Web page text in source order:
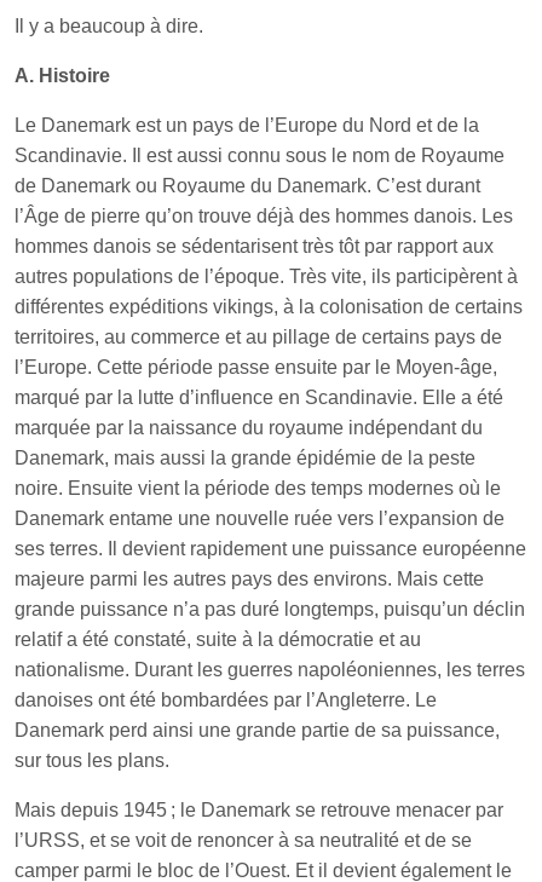
Il y a beaucoup à dire.
A. Histoire
Le Danemark est un pays de l’Europe du Nord et de la
Scandinavie. Il est aussi connu sous le nom de Royaume
de Danemark ou Royaume du Danemark. C’est durant
l’Âge de pierre qu’on trouve déjà des hommes danois. Les
hommes danois se sédentarisent très tôt par rapport aux
autres populations de l’époque. Très vite, ils participèrent à
différentes expéditions vikings, à la colonisation de certains
territoires, au commerce et au pillage de certains pays de
l’Europe. Cette période passe ensuite par le Moyen-âge,
marqué par la lutte d’influence en Scandinavie. Elle a été
marquée par la naissance du royaume indépendant du
Danemark, mais aussi la grande épidémie de la peste
noire. Ensuite vient la période des temps modernes où le
Danemark entame une nouvelle ruée vers l’expansion de
ses terres. Il devient rapidement une puissance européenne
majeure parmi les autres pays des environs. Mais cette
grande puissance n’a pas duré longtemps, puisqu’un déclin
relatif a été constaté, suite à la démocratie et au
nationalisme. Durant les guerres napoléoniennes, les terres
danoises ont été bombardées par l’Angleterre. Le
Danemark perd ainsi une grande partie de sa puissance,
sur tous les plans.
Mais depuis 1945 ; le Danemark se retrouve menacer par
l’URSS, et se voit de renoncer à sa neutralité et de se
camper parmi le bloc de l’Ouest. Et il devient également le